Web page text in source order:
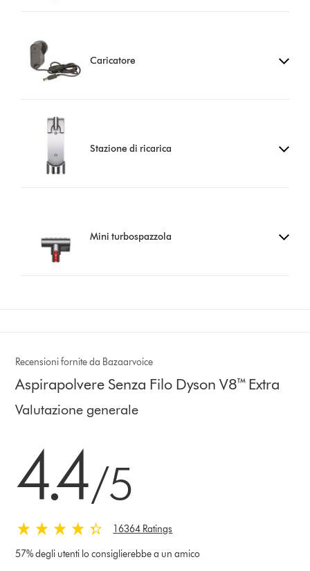
Caricatore
Stazione di ricarica
Mini turbospazzola
Recensioni fornite da Bazaarvoice
Aspirapolvere Senza Filo Dyson V8™ Extra
Valutazione generale
4.4/5
16364 Ratings
57% degli utenti lo consiglierebbe a un amico